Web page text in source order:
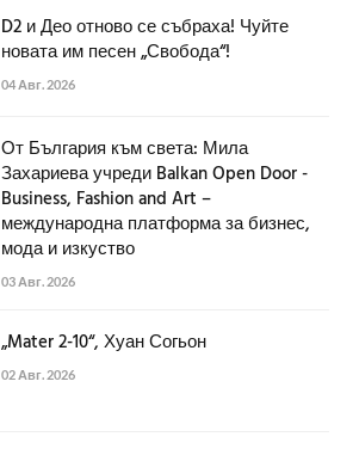
D2 и Део отново се събраха! Чуйте
новата им песен „Свобода“!
04 Авг. 2026
От България към света: Мила
Захариева учреди Balkan Open Door -
Business, Fashion and Art –
международна платформа за бизнес,
мода и изкуство
03 Авг. 2026
„Mater 2-10“, Хуан Согьон
02 Авг. 2026